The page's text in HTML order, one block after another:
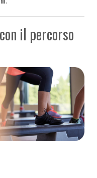
il percorso